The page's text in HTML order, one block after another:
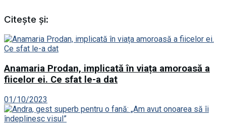
Citește și:
Anamaria Prodan, implicată în viața amoroasă a
fiicelor ei. Ce sfat le-a dat
01/10/2023